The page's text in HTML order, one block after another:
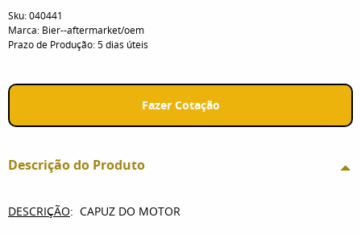
Sku:040441
Marca: Bier--aftermarket/oem
Prazo de Produção:5 dias úteis
Fazer Cotação
Descrição do Produto
DESCRIÇÃO: CAPUZ DO MOTOR